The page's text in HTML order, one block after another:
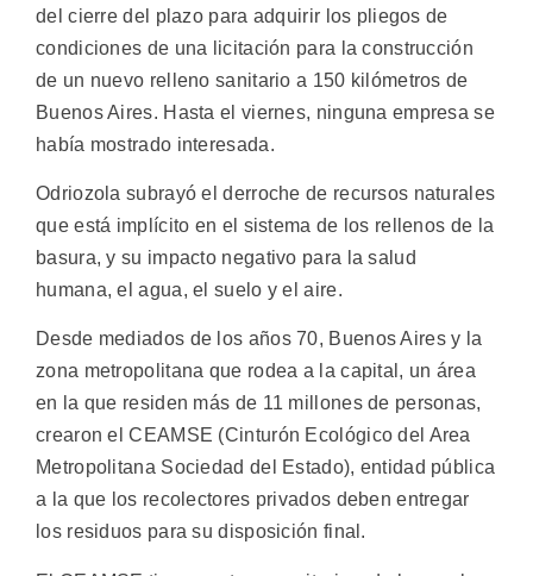
del cierre del plazo para adquirir los pliegos de
condiciones de una licitación para la construcción
de un nuevo relleno sanitario a 150 kilómetros de
Buenos Aires. Hasta el viernes, ninguna empresa se
había mostrado interesada.
Odriozola subrayó el derroche de recursos naturales
que está implícito en el sistema de los rellenos de la
basura, y su impacto negativo para la salud
humana, el agua, el suelo y el aire.
Desde mediados de los años 70, Buenos Aires y la
zona metropolitana que rodea a la capital, un área
en la que residen más de 11 millones de personas,
crearon el CEAMSE (Cinturón Ecológico del Area
Metropolitana Sociedad del Estado), entidad pública
a la que los recolectores privados deben entregar
los residuos para su disposición final.